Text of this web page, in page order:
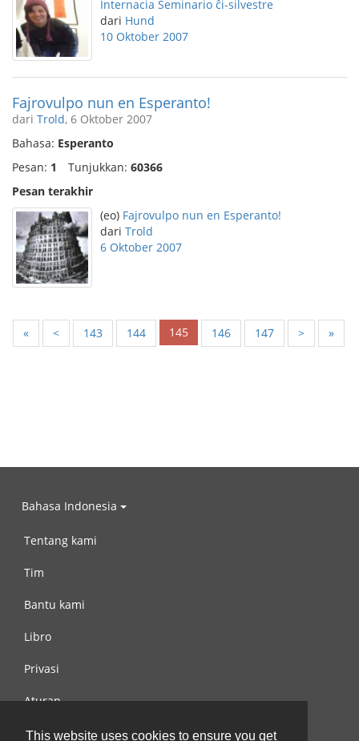
This website uses cookies to ensure you get
Internacia Seminario ĉi-silvestre
dari Hund
10 Oktober 2007
Fajrovulpo nun en Esperanto!
dari Trold, 6 Oktober 2007
Bahasa: Esperanto
Pesan: 1 Tunjukkan: 60366
Pesan terakhir
(eo) Fajrovulpo nun en Esperanto!
dari Trold
6 Oktober 2007
« < 143 144 145 146 147 > »
Bahasa Indonesia
Tentang kami
Tim
Bantu kami
Libro
Privasi
Aturan
Hubungi kami